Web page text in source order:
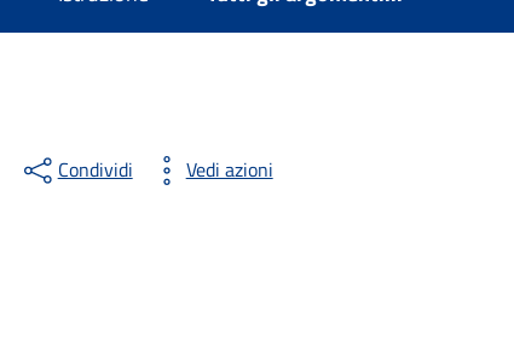
Condividi Vedi azioni